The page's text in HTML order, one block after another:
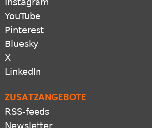
YouTube
Pinterest
Bluesky
X
LinkedIn
RSS-feeds
Newsletter